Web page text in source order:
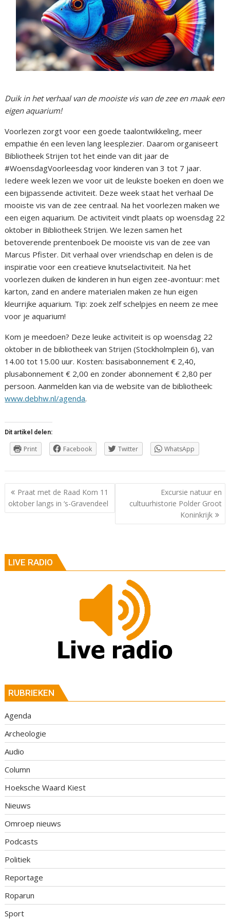
Duik in het verhaal van de mooiste vis van de zee en maak een
eigen aquarium!
Voorlezen zorgt voor een goede taalontwikkeling, meer
empathie én een leven lang leesplezier. Daarom organiseert
Bibliotheek Strijen tot het einde van dit jaar de
#WoensdagVoorleesdag voor kinderen van 3 tot 7 jaar.
Iedere week lezen we voor uit de leukste boeken en doen we
een bijpassende activiteit. Deze week staat het verhaal De
mooiste vis van de zee centraal. Na het voorlezen maken we
een eigen aquarium. De activiteit vindt plaats op woensdag 22
oktober in Bibliotheek Strijen. We lezen samen het
betoverende prentenboek De mooiste vis van de zee van
Marcus Pfister. Dit verhaal over vriendschap en delen is de
inspiratie voor een creatieve knutselactiviteit. Na het
voorlezen duiken de kinderen in hun eigen zee-avontuur: met
karton, zand en andere materialen maken ze hun eigen
kleurrijke aquarium. Tip: zoek zelf schelpjes en neem ze mee
voor je aquarium!
Kom je meedoen? Deze leuke activiteit is op woensdag 22
oktober in de bibliotheek van Strijen (Stockholmplein 6), van
14.00 tot 15.00 uur. Kosten: basisabonnement € 2,40,
plusabonnement € 2,00 en zonder abonnement € 2,80 per
persoon. Aanmelden kan via de website van de bibliotheek:
www.debhw.nl/agenda.
Dit artikel delen:
Print Facebook Twitter WhatsApp
Berichtnavigatie
Praat met de Raad Kom 11
oktober langs in ‘s-Gravendeel
Excursie natuur en
cultuurhistorie Polder Groot
Koninkrijk
LIVE RADIO
RUBRIEKEN
Agenda
Archeologie
Audio
Column
Hoeksche Waard Kiest
Nieuws
Omroep nieuws
Podcasts
Politiek
Reportage
Roparun
Sport